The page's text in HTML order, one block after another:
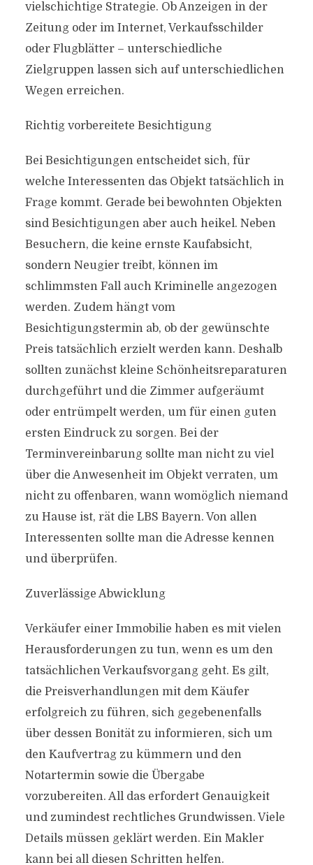
vielschichtige Strategie. Ob Anzeigen in der
Zeitung oder im Internet, Verkaufsschilder
oder Flugblätter – unterschiedliche
Zielgruppen lassen sich auf unterschiedlichen
Wegen erreichen.
Richtig vorbereitete Besichtigung
Bei Besichtigungen entscheidet sich, für
welche Interessenten das Objekt tatsächlich in
Frage kommt. Gerade bei bewohnten Objekten
sind Besichtigungen aber auch heikel. Neben
Besuchern, die keine ernste Kaufabsicht,
sondern Neugier treibt, können im
schlimmsten Fall auch Kriminelle angezogen
werden. Zudem hängt vom
Besichtigungstermin ab, ob der gewünschte
Preis tatsächlich erzielt werden kann. Deshalb
sollten zunächst kleine Schönheitsreparaturen
durchgeführt und die Zimmer aufgeräumt
oder entrümpelt werden, um für einen guten
ersten Eindruck zu sorgen. Bei der
Terminvereinbarung sollte man nicht zu viel
über die Anwesenheit im Objekt verraten, um
nicht zu offenbaren, wann womöglich niemand
zu Hause ist, rät die LBS Bayern. Von allen
Interessenten sollte man die Adresse kennen
und überprüfen.
Zuverlässige Abwicklung
Verkäufer einer Immobilie haben es mit vielen
Herausforderungen zu tun, wenn es um den
tatsächlichen Verkaufsvorgang geht. Es gilt,
die Preisverhandlungen mit dem Käufer
erfolgreich zu führen, sich gegebenenfalls
über dessen Bonität zu informieren, sich um
den Kaufvertrag zu kümmern und den
Notartermin sowie die Übergabe
vorzubereiten. All das erfordert Genauigkeit
und zumindest rechtliches Grundwissen. Viele
Details müssen geklärt werden. Ein Makler
kann bei all diesen Schritten helfen.